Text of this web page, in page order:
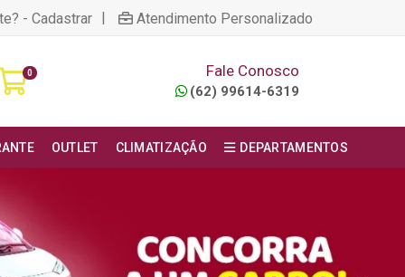
- Cadastrar | Atendimento Personalizado
0 Fale Conosco
(62) 99614-6319
OUTLET CLIMATIZAÇÃO DEPARTAMENTOS